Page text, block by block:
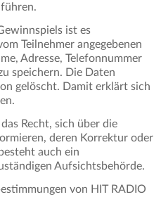
ist es
Teilnehmer angegebenen
Adresse, Telefonnummer
speichern. Die Daten
gelöscht. Damit erklärt sich
Recht, sich über die
deren Korrektur oder
auch ein
Aufsichtsbehörde.
von HIT RADIO